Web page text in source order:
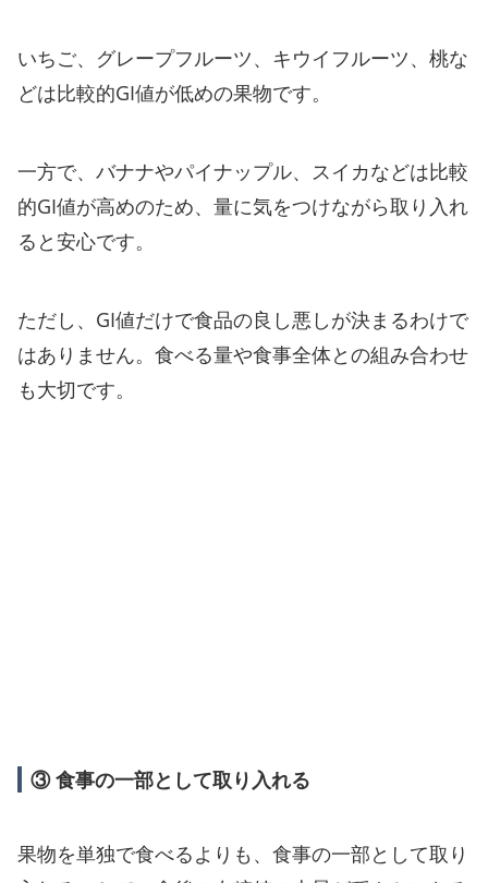
いちご、グレープフルーツ、キウイフルーツ、桃な
どは比較的GI値が低めの果物です。
一方で、バナナやパイナップル、スイカなどは比較
的GI値が高めのため、量に気をつけながら取り入れ
ると安心です。
ただし、GI値だけで食品の良し悪しが決まるわけで
はありません。食べる量や食事全体との組み合わせ
も大切です。
③ 食事の一部として取り入れる
果物を単独で食べるよりも、食事の一部として取り